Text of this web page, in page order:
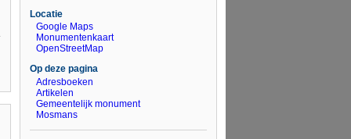
Locatie
Google Maps
Monumentenkaart
OpenStreetMap
Op deze pagina
Adresboeken
Artikelen
Gemeentelijk monument
Mosmans